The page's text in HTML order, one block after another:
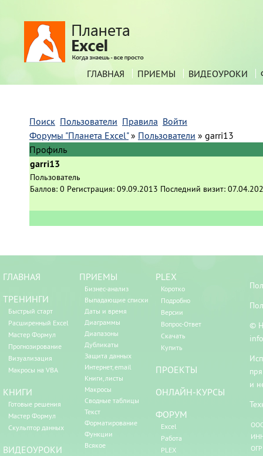
ГЛАВНАЯ ПРИЕМЫ ВИДЕОУРОКИ
Поиск Пользователи Правила Войти
Форумы "Планета Excel" » Пользователи » garri13
Профиль
garri13
Пользователь
Баллов: 0 Регистрация: 09.09.2013 Последний визит:
ГЛАВНАЯ
ТРЕНИНГИ
Быстрый старт
Расширенный Excel
Мастер Формул
Прогнозирование
Визуализация
Макросы на VBA
КНИГИ
Готовые решения
Мастер Формул
Скульптор данных
ВИДЕОУРОКИ
ПРИЕМЫ
Бизнес-анализ
Выпадающие списки
Даты и время
Диаграммы
Диапазоны
Дубликаты
Защита данных
Интернет, email
Книги, листы
Макросы
Сводные таблицы
Текст
Форматирование
Функции
Всякое
PLEX
Коротко
Подробно
Версии
Вопрос-Ответ
Скачать
Купить
ПРОЕКТЫ
ОНЛАЙН-КУРСЫ
ФОРУМ
Excel
Работа
PLEX
©
и